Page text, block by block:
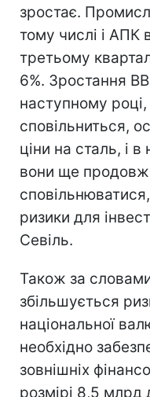
зростає.
тому числі і АПК
третьому
6%. Зростання
наступному
сповільниться,
ціни на сталь, і
вони ще
ризики для
Севіль.
Також за словами
збільшується
національної
необхідно
зовнішніх
розмірі 8,5 млрд